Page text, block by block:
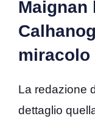
Maignan
miracolo
La redazione
dettaglio